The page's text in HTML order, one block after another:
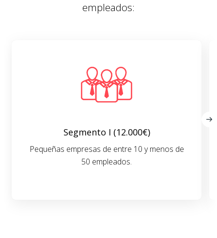
empleados:
Segmento I (12.000€)
Pequeñas empresas de entre 10 y menos de
50 empleados.